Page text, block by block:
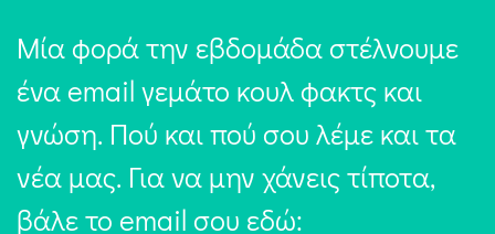
Μία φορά την εβδομάδα στέλνουμε
ένα email γεμάτο κουλ φακτς και
γνώση. Πού και πού σου λέμε και τα
νέα μας. Για να μην χάνεις τίποτα,
βάλε το email σου εδώ: